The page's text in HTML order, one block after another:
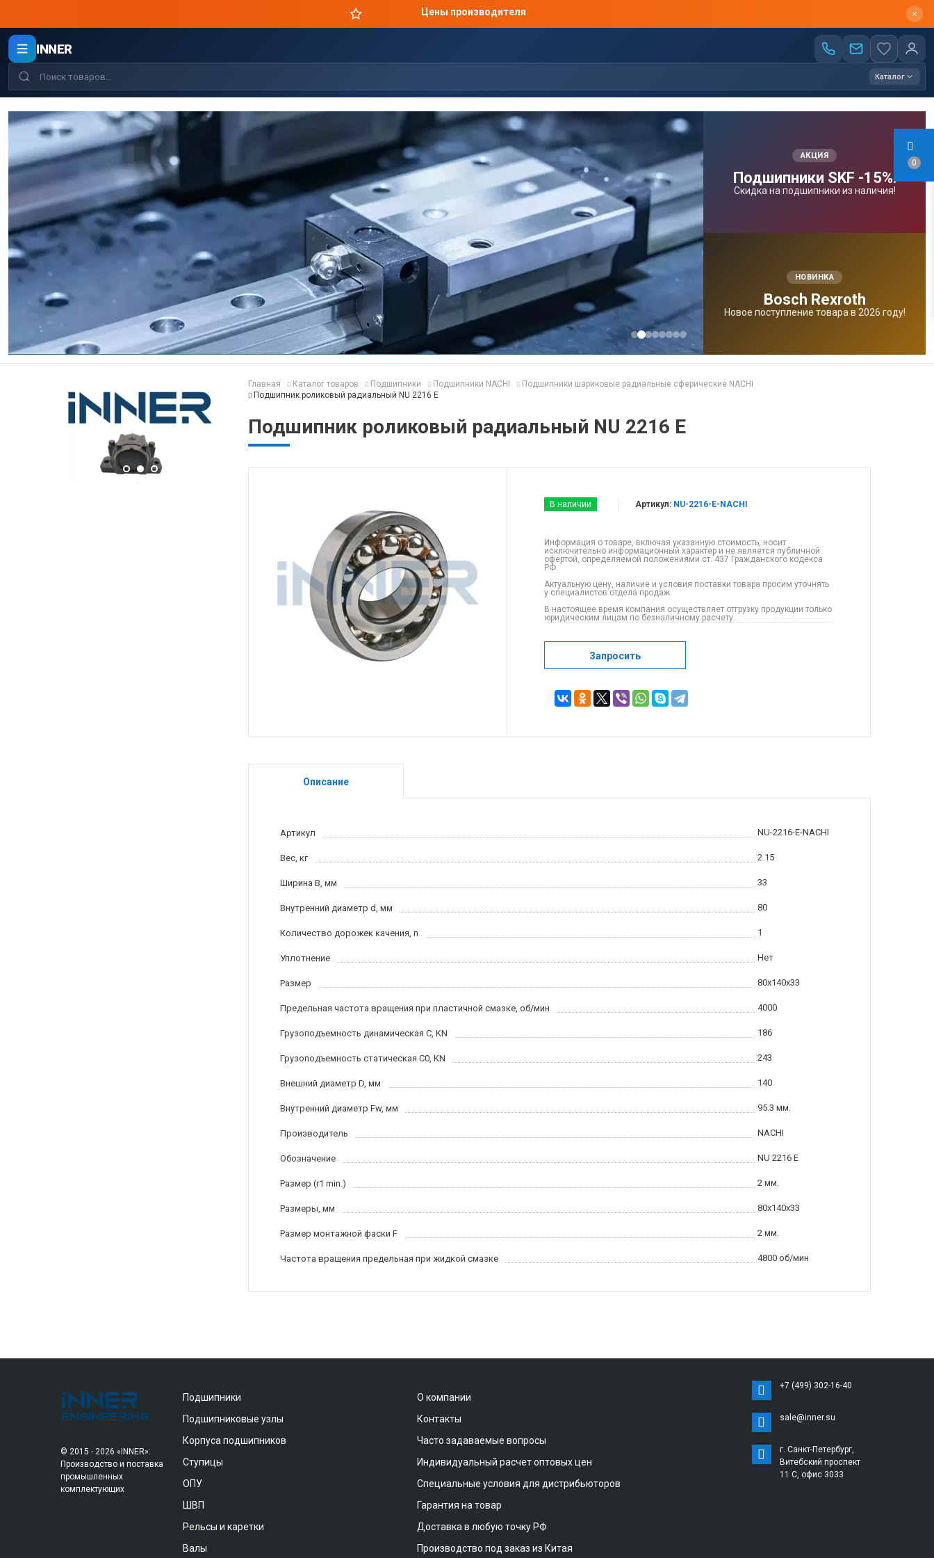
0
Цены производителя
INNER
Каталог
АКЦИЯ
Подшипники SKF -15%!
Скидка на подшипники из наличия!
НОВИНКА
Bosсh Rexroth
Новое поступление товара в 2026 году!
Главная Каталог товаров Подшипники Подшипники NACHI
Подшипники шариковые радиальные сферические NACHI
Подшипник роликовый радиальный NU 2216 E
Подшипник роликовый радиальный NU 2216 E
В наличии Артикул: NU-2216-E-NACHI
Информация о товаре, включая указанную стоимость, носит
исключительно информационный характер и не является публичной
офертой, определяемой положениями ст. 437 Гражданского кодекса
РФ.
Актуальную цену, наличие и условия поставки товара просим уточнять
у специалистов отдела продаж.
В настоящее время компания осуществляет отгрузку продукции только
юридическим лицам по безналичному расчету.
Запросить
Описание
Артикул NU-2216-E-NACHI
Вес, кг 2.15
Ширина B, мм 33
Внутренний диаметр d, мм 80
Количество дорожек качения, n 1
Уплотнение Нет
Размер 80x140x33
Предельная частота вращения при пластичной смазке, об/мин 4000
Грузоподъемность динамическая C, KN 186
Грузоподъемность статическая C0, KN 243
Внешний диаметр D, мм 140
Внутренний диаметр Fw, мм 95.3 мм.
Производитель NACHI
Обозначение NU 2216 E
Размер (r1 min.) 2 мм.
Размеры, мм 80x140x33
Размер монтажной фаски F 2 мм.
Частота вращения предельная при жидкой смазке 4800 об/мин
© 2015 - 2026 «INNER»:
Производство и поставка
промышленных
комплектующих
Подшипники
Подшипниковые узлы
Корпуса подшипников
Ступицы
ОПУ
ШВП
Рельсы и каретки
Валы
О компании
Контакты
Часто задаваемые вопросы
Индивидуальный расчет оптовых цен
Специальные условия для дистрибьюторов
Гарантия на товар
Доставка в любую точку РФ
Производство под заказ из Китая
+7 (499) 302-16-40
sale@inner.su
г. Санкт-Петербург,
Витебский проспект
11 С, офис 3033